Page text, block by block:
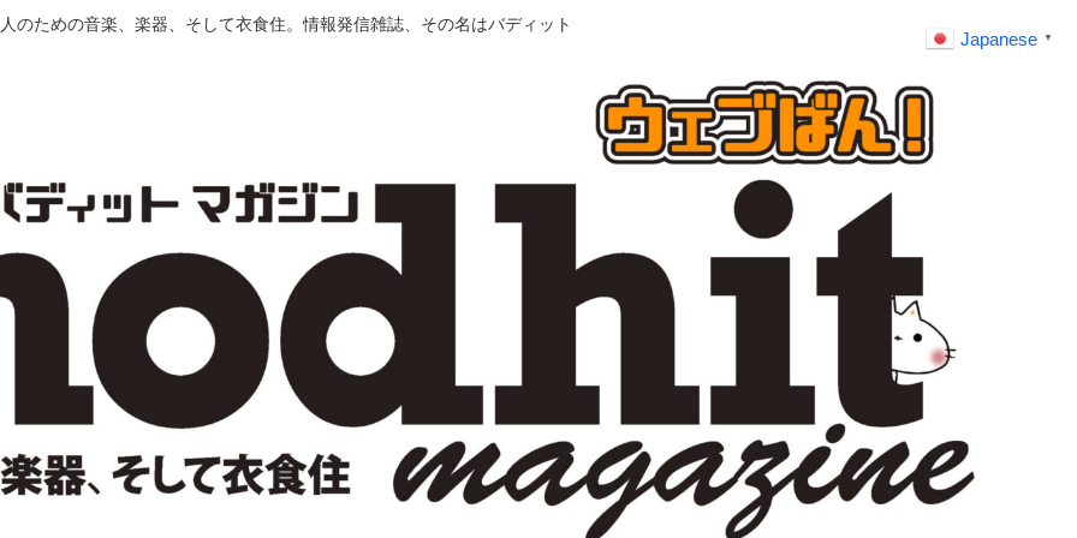
のための音楽、楽器、そして衣食住。情報発信雑誌、その名はバディット
Japanese ▼